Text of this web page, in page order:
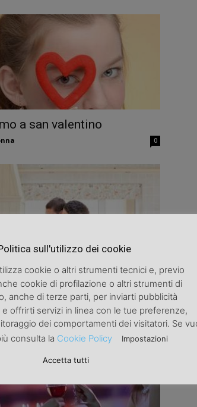
a san valentino
0
coltivare un rapporto di
0
sull'utilizzo dei cookie
cookie o altri strumenti tecnici e, previo
cookie di profilazione o altri strumenti di
anche di terze parti, per inviarti pubblicità
e offrirti servizi in linea con le tue preferenze,
dei comportamenti dei visitatori. Se
consulta la Cookie Policy Impostazioni
Accetta tutti